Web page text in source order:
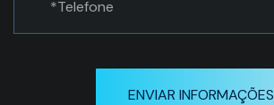
ENVIAR INFORMAÇÕES